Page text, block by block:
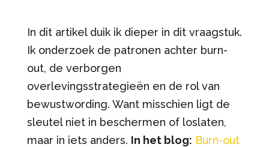
In dit artikel duik ik dieper in dit vraagstuk.
Ik onderzoek de patronen achter burn-
out, de verborgen
overlevingsstrategieën en de rol van
bewustwording. Want misschien ligt de
sleutel niet in beschermen of loslaten,
maar in iets anders. In het blog: Burn-out